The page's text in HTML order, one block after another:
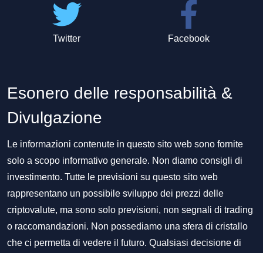
Twitter Facebook
Esonero delle responsabilità &
Divulgazione
Le informazioni contenute in questo sito web sono fornite
solo a scopo informativo generale. Non diamo consigli di
investimento. Tutte le previsioni su questo sito web
rappresentano un possibile sviluppo dei prezzi delle
criptovalute, ma sono solo previsioni, non segnali di trading
o raccomandazioni. Non possediamo una sfera di cristallo
che ci permetta di vedere il futuro. Qualsiasi decisione di